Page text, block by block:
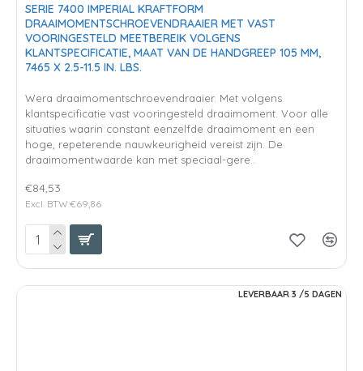
SERIE 7400 IMPERIAL KRAFTFORM
DRAAIMOMENTSCHROEVENDRAAIER MET VAST
VOORINGESTELD MEETBEREIK VOLGENS
KLANTSPECIFICATIE, MAAT VAN DE HANDGREEP 105 MM,
7465 X 2.5-11.5 IN. LBS.
Wera draaimomentschroevendraaier. Met volgens
klantspecificatie vast vooringesteld draaimoment. Voor alle
situaties waarin constant eenzelfde draaimoment en een
hoge, repeterende nauwkeurigheid vereist zijn. De
draaimomentwaarde kan met speciaal-gere..
€84,53
Excl. BTW:€69,86
LEVERBAAR 3 /5 DAGEN